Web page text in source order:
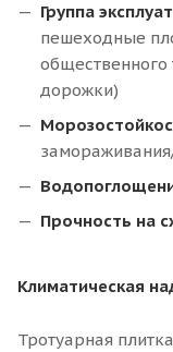
Группа
пешеходные
общественного
дорожки)
Прочность на
Климатическая
Тротуарная